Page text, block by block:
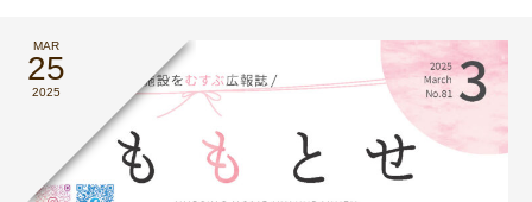
MAR
25
2025